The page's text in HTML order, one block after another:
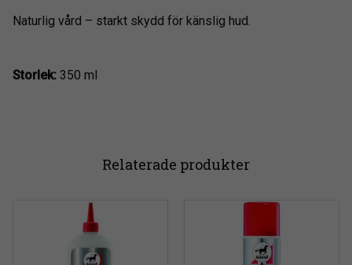
Naturlig vård – starkt skydd för känslig hud.
Storlek: 350 ml
Relaterade produkter